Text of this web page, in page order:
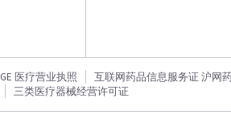
GE 医疗营业执照
互联网药品信息服务证 沪网
三类医疗器械经营许可证